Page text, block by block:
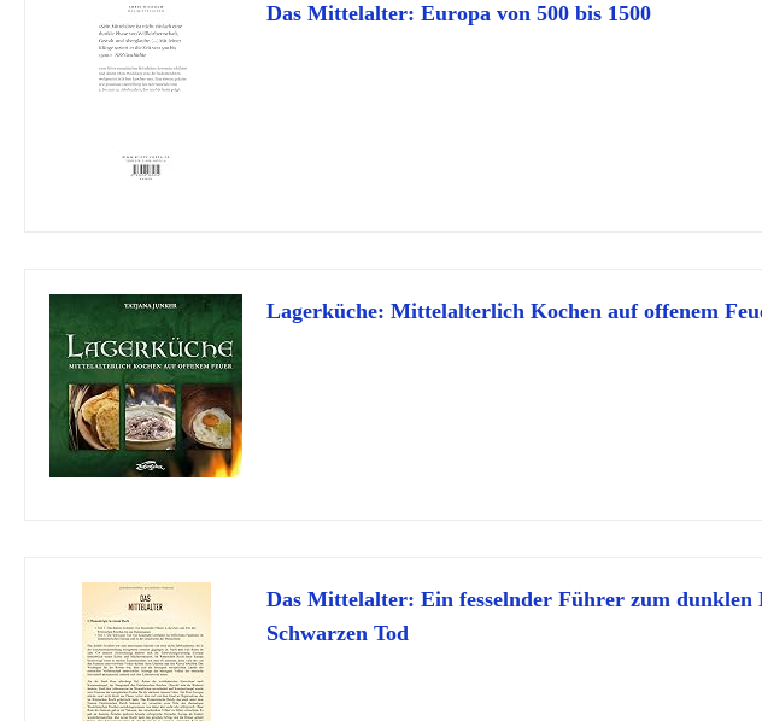
Das Mittelalter: Europa von 500 bis 1500
Lagerküche: Mittelalterlich Kochen auf offenem
Das Mittelalter: Ein fesselnder Führer zum
Schwarzen Tod